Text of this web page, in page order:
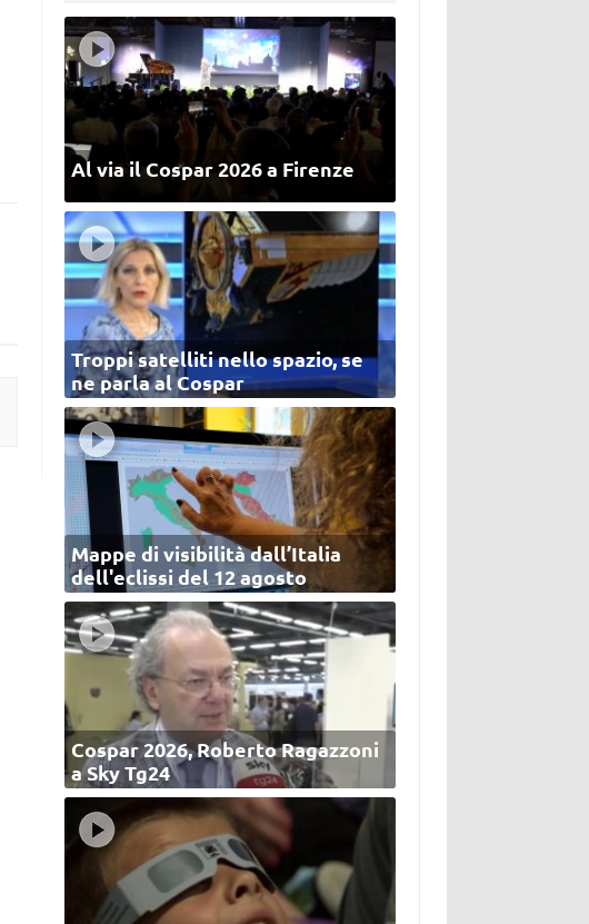
Al via il Cospar 2026 a Firenze
Troppi satelliti nello spazio, se
ne parla al Cospar
Mappe di visibilità dall’Italia
dell'eclissi del 12 agosto
Cospar 2026, Roberto Ragazzoni
a Sky Tg24